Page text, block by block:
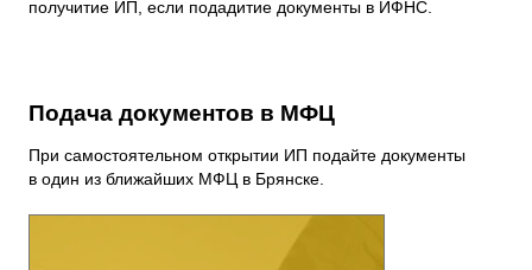
получитие ИП, если подадитие документы в ИФНС.
Подача документов в МФЦ
При самостоятельном открытии ИП подайте документы
в один из ближайших МФЦ в Брянске.